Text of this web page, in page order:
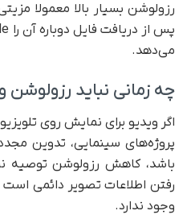
رزولوشن بسیار بالا معمولا
می‌دهد.
چه زمانی نباید
پروژه‌های سینمایی، تدوین
باشد، کاهش رزولوشن توصیه
رفتن اطلاعات تصویر دائمی است
وجود ندارد.